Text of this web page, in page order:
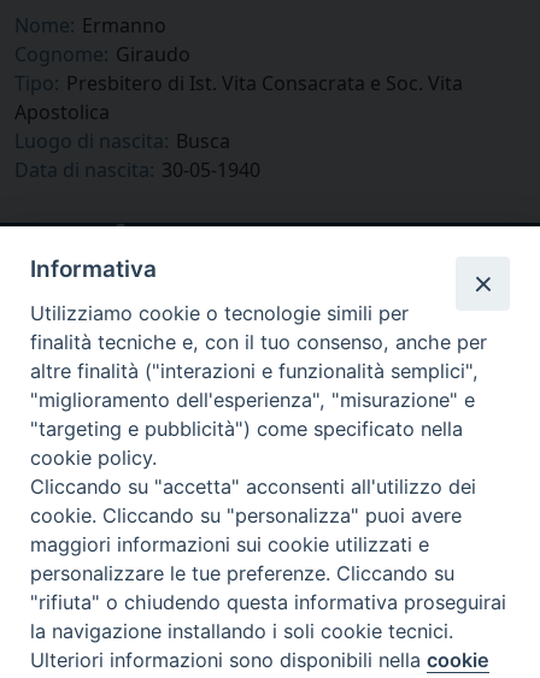
Nome: Ermanno
Cognome: Giraudo
Tipo: Presbitero di Ist. Vita Consacrata e Soc. Vita
Apostolica
Luogo di nascita: Busca
Data di nascita: 30-05-1940
via Amedeo Rossi, 28 - 12100 Cuneo
segreteriagenerale@diocesicuneofossano.it
c.f. 96017380047
Preferenze Cookie
Informativa
Utilizziamo cookie o tecnologie simili per
finalità tecniche e, con il tuo consenso, anche per
altre finalità ("interazioni e funzionalità semplici",
"miglioramento dell'esperienza", "misurazione" e
"targeting e pubblicità") come specificato nella
cookie policy.
Cliccando su "accetta" acconsenti all'utilizzo dei
cookie. Cliccando su "personalizza" puoi avere
maggiori informazioni sui cookie utilizzati e
personalizzare le tue preferenze. Cliccando su
"rifiuta" o chiudendo questa informativa proseguirai
la navigazione installando i soli cookie tecnici.
Ulteriori informazioni sono disponibili nellacookie